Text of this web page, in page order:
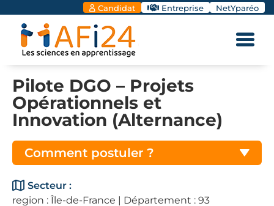
Candidat Entreprise NetYparéo
Pilote DGO – Projets
Opérationnels et
Innovation (Alternance)
Comment postuler ?
Secteur :
region : Île-de-France | Département : 93